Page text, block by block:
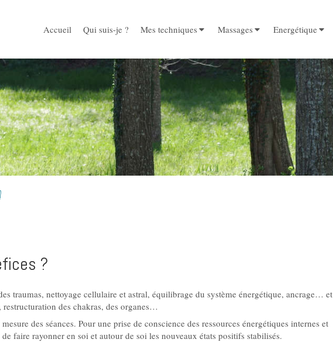
Accueil Qui suis-je ? Mes techniques Massages Energétique
?
traumas, nettoyage cellulaire et astral, équilibrage du système énergétique, ancrage… et
restructuration des chakras, des organes…
des séances. Pour une prise de conscience des ressources énergétiques internes et
faire rayonner en soi et autour de soi les nouveaux états positifs stabilisés.